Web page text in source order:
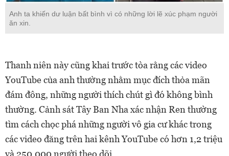
Anh ta khiến dư luận bất bình vì có những lời lẽ xúc phạm người
ăn xin.
Thanh niên này cũng khai trước tòa rằng các video
YouTube của anh thường nhằm mục đích thỏa mãn
đám đông, những người thích chút gì đó không bình
thường. Cảnh sát Tây Ban Nha xác nhận Ren thường
tìm cách chọc phá những người vô gia cư khác trong
các video đăng trên hai kênh YouTube có hơn 1,2 triệu
và 250.000 người theo dõi.